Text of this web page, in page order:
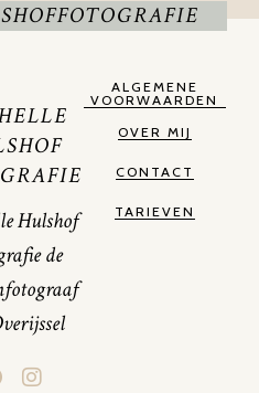
Hulshof
de
ALGEMENE
VOORWAARDEN
OVER MIJ
CONTACT
TARIEVEN